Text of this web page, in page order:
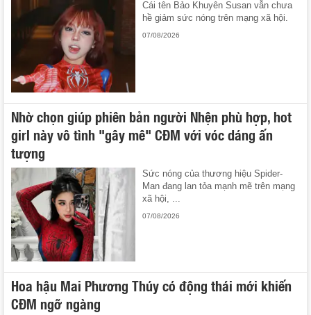
Cái tên Bảo Khuyên Susan vẫn chưa
hề giảm sức nóng trên mạng xã hội.
07/08/2026
Nhờ chọn giúp phiên bản người Nhện phù hợp, hot
girl này vô tình "gây mê" CĐM với vóc dáng ấn
tượng
Sức nóng của thương hiệu Spider-
Man đang lan tỏa mạnh mẽ trên mạng
xã hội, ...
07/08/2026
Hoa hậu Mai Phương Thúy có động thái mới khiến
CĐM ngỡ ngàng